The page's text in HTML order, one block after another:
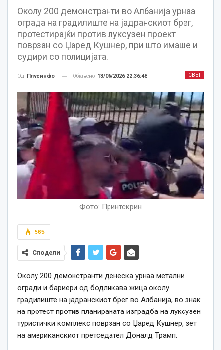
Околу 200 демонстранти во Албанија урнаа
ограда на градилиште на јадранскиот брег,
протестирајќи против луксузен проект
поврзан со Џаред Кушнер, при што имаше и
судири со полицијата.
СВЕТ
Од Плусинфо Објавено 13/06/2026 22:36:48
Фото: Принтскрин
565
Сподели
Околу 200 демонстранти денеска урнаа метални
огради и бариери од бодликава жица околу
градилиште на јадранскиот брег во Албанија, во знак
на протест против планираната изградба на луксузен
туристички комплекс поврзан со Џаред Кушнер, зет
на американскиот претседател Доналд Трамп.